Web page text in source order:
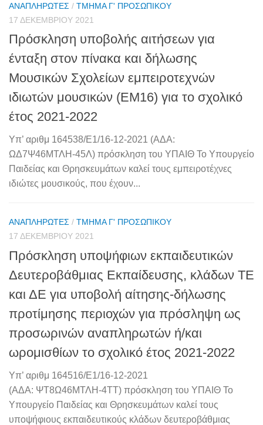
ΑΝΑΠΛΗΡΩΤΈΣ / ΤΜΉΜΑ Γ' ΠΡΟΣΩΠΙΚΟΎ
17 ΔΕΚΕΜΒΡΊΟΥ 2021
Πρόσκληση υποβολής αιτήσεων για
ένταξη στον πίνακα και δήλωσης
Μουσικών Σχολείων εμπειροτεχνών
ιδιωτών μουσικών (ΕΜ16) για το σχολικό
έτος 2021-2022
Υπ’ αριθμ 164538/Ε1/16-12-2021 (ΑΔΑ:
ΩΔ7Ψ46ΜΤΛΗ-45Λ) πρόσκληση του ΥΠΑΙΘ Το Υπουργείο
Παιδείας και Θρησκευμάτων καλεί τους εμπειροτέχνες
ιδιώτες μουσικούς, που έχουν...
ΑΝΑΠΛΗΡΩΤΈΣ / ΤΜΉΜΑ Γ' ΠΡΟΣΩΠΙΚΟΎ
17 ΔΕΚΕΜΒΡΊΟΥ 2021
Πρόσκληση υποψήφιων εκπαιδευτικών
Δευτεροβάθμιας Εκπαίδευσης, κλάδων ΤΕ
και ΔΕ για υποβολή αίτησης-δήλωσης
προτίμησης περιοχών για πρόσληψη ως
προσωρινών αναπληρωτών ή/και
ωρομισθίων το σχολικό έτος 2021-2022
Υπ’ αριθμ 164516/Ε1/16-12-2021
(ΑΔΑ: ΨΤ8Ω46ΜΤΛΗ-4ΤΤ) πρόσκληση του ΥΠΑΙΘ Το
Υπουργείο Παιδείας και Θρησκευμάτων καλεί τους
υποψήφιους εκπαιδευτικούς κλάδων δευτεροβάθμιας